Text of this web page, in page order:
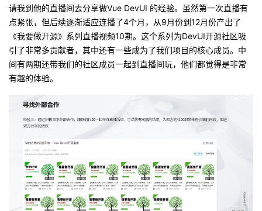
请我到他的直播间去分享做Vue DevUI 的经验。虽然第一次直播有
点紧张，但后续逐渐适应连播了4个月，从9月份到12月份产出了
《我要做开源》系列直播视频10期。这个系列为DevUI开源社区吸
引了非常多贡献者，其中还有一些成为了我们项目的核心成员。中
间有两期还带我们的社区成员一起到直播间玩，他们都觉得是非常
有趣的体验。